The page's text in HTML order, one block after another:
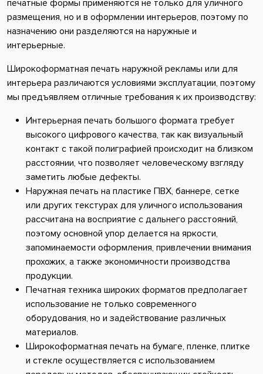
печатные формы применяются не только для уличного
размещения, но и в оформлении интерьеров, поэтому по
назначению они разделяются на наружные и
интерьерные.
Широкоформатная печать наружной рекламы или для
интерьера различаются условиями эксплуатации, поэтому
мы предъявляем отличные требования к их производству:
Интерьерная печать большого формата требует
высокого цифрового качества, так как визуальный
контакт с такой полиграфией происходит на близком
расстоянии, что позволяет человеческому взгляду
заметить любые дефекты.
Наружная печать на пластике ПВХ, баннере, сетке
или других текстурах для уличного использования
рассчитана на восприятие с дальнего расстояний,
поэтому основной упор делается на яркости,
запоминаемости оформления, привлечении внимания
прохожих, а также экономичности производства
продукции.
Печатная техника широких форматов предполагает
использование не только современного
оборудования, но и задействование различных
материалов.
Широкоформатная печать на бумаге, пленке, плитке
и стекле осуществляется с использованием